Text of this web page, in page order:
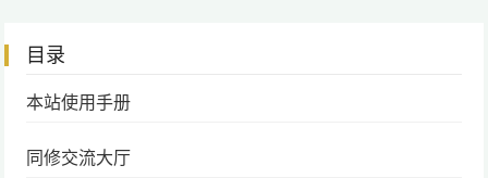
目录
本站使用手册
同修交流大厅